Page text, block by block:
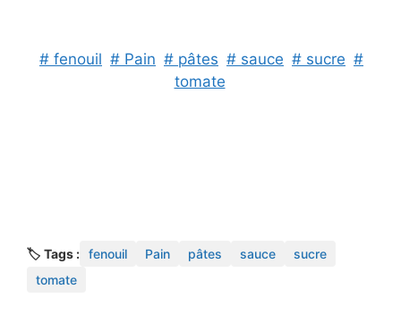
# fenouil # Pain # pâtes # sauce # sucre #
tomate
🏷️ Tags : fenouil Pain pâtes sauce
sucre
tomate